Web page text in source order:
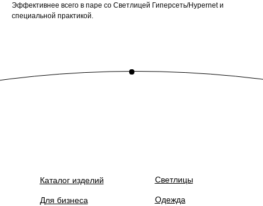
Эффективнее всего в паре со Светлицей Гиперсеть/Hypernet и
специальной практикой.
Каталог изделий
Для бизнеса Одежда
Светлицы